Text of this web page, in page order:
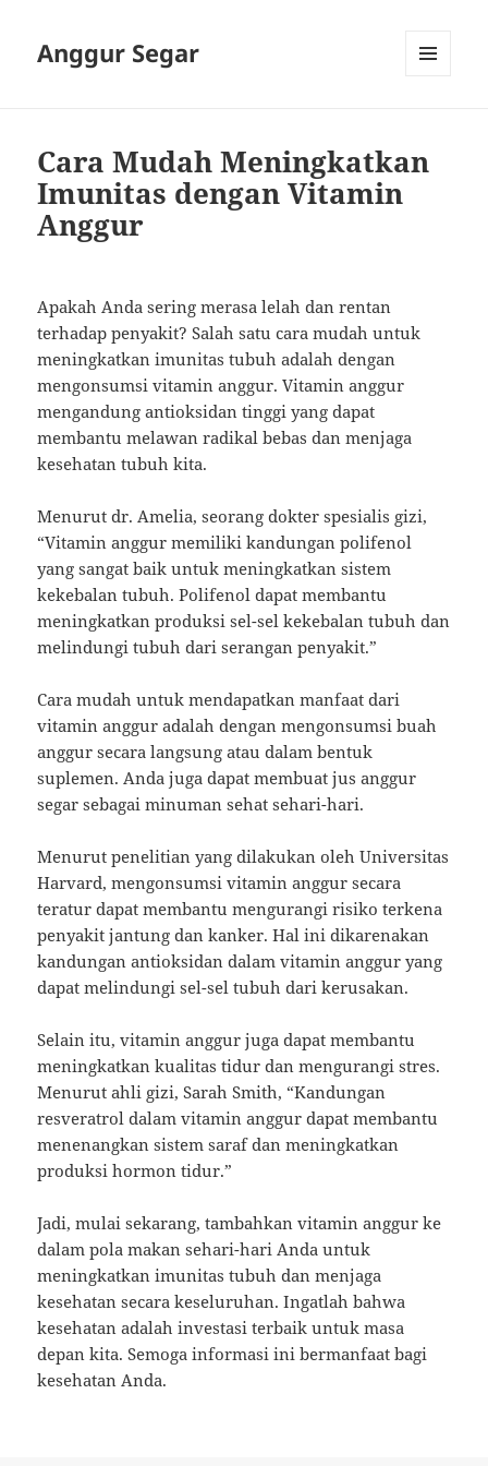
Anggur Segar
Cara Mudah Meningkatkan
Imunitas dengan Vitamin
Anggur
Apakah Anda sering merasa lelah dan rentan
terhadap penyakit? Salah satu cara mudah untuk
meningkatkan imunitas tubuh adalah dengan
mengonsumsi vitamin anggur. Vitamin anggur
mengandung antioksidan tinggi yang dapat
membantu melawan radikal bebas dan menjaga
kesehatan tubuh kita.
Menurut dr. Amelia, seorang dokter spesialis gizi,
“Vitamin anggur memiliki kandungan polifenol
yang sangat baik untuk meningkatkan sistem
kekebalan tubuh. Polifenol dapat membantu
meningkatkan produksi sel-sel kekebalan tubuh dan
melindungi tubuh dari serangan penyakit.”
Cara mudah untuk mendapatkan manfaat dari
vitamin anggur adalah dengan mengonsumsi buah
anggur secara langsung atau dalam bentuk
suplemen. Anda juga dapat membuat jus anggur
segar sebagai minuman sehat sehari-hari.
Menurut penelitian yang dilakukan oleh Universitas
Harvard, mengonsumsi vitamin anggur secara
teratur dapat membantu mengurangi risiko terkena
penyakit jantung dan kanker. Hal ini dikarenakan
kandungan antioksidan dalam vitamin anggur yang
dapat melindungi sel-sel tubuh dari kerusakan.
Selain itu, vitamin anggur juga dapat membantu
meningkatkan kualitas tidur dan mengurangi stres.
Menurut ahli gizi, Sarah Smith, “Kandungan
resveratrol dalam vitamin anggur dapat membantu
menenangkan sistem saraf dan meningkatkan
produksi hormon tidur.”
Jadi, mulai sekarang, tambahkan vitamin anggur ke
dalam pola makan sehari-hari Anda untuk
meningkatkan imunitas tubuh dan menjaga
kesehatan secara keseluruhan. Ingatlah bahwa
kesehatan adalah investasi terbaik untuk masa
depan kita. Semoga informasi ini bermanfaat bagi
kesehatan Anda.